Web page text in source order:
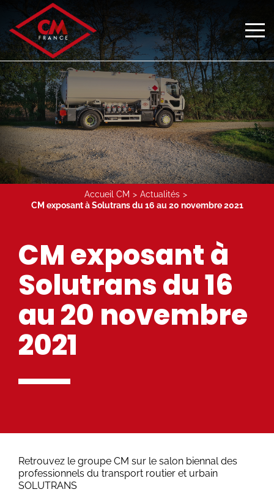
Accueil CM
Actualités
CM exposant à Solutrans du 16 au 20 novembre 2021
CM exposant à
Solutrans du 16
au 20 novembre
2021
Retrouvez le groupe CM sur le salon biennal des
professionnels du transport routier et urbain
SOLUTRANS